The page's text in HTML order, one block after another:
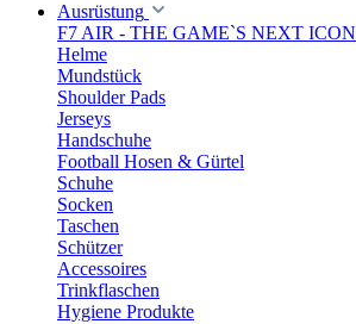
Ausrüstung
F7 AIR - THE GAME`S NEXT ICON
Helme
Mundstück
Shoulder Pads
Jerseys
Handschuhe
Football Hosen & Gürtel
Schuhe
Socken
Taschen
Schützer
Accessoires
Trinkflaschen
Hygiene Produkte